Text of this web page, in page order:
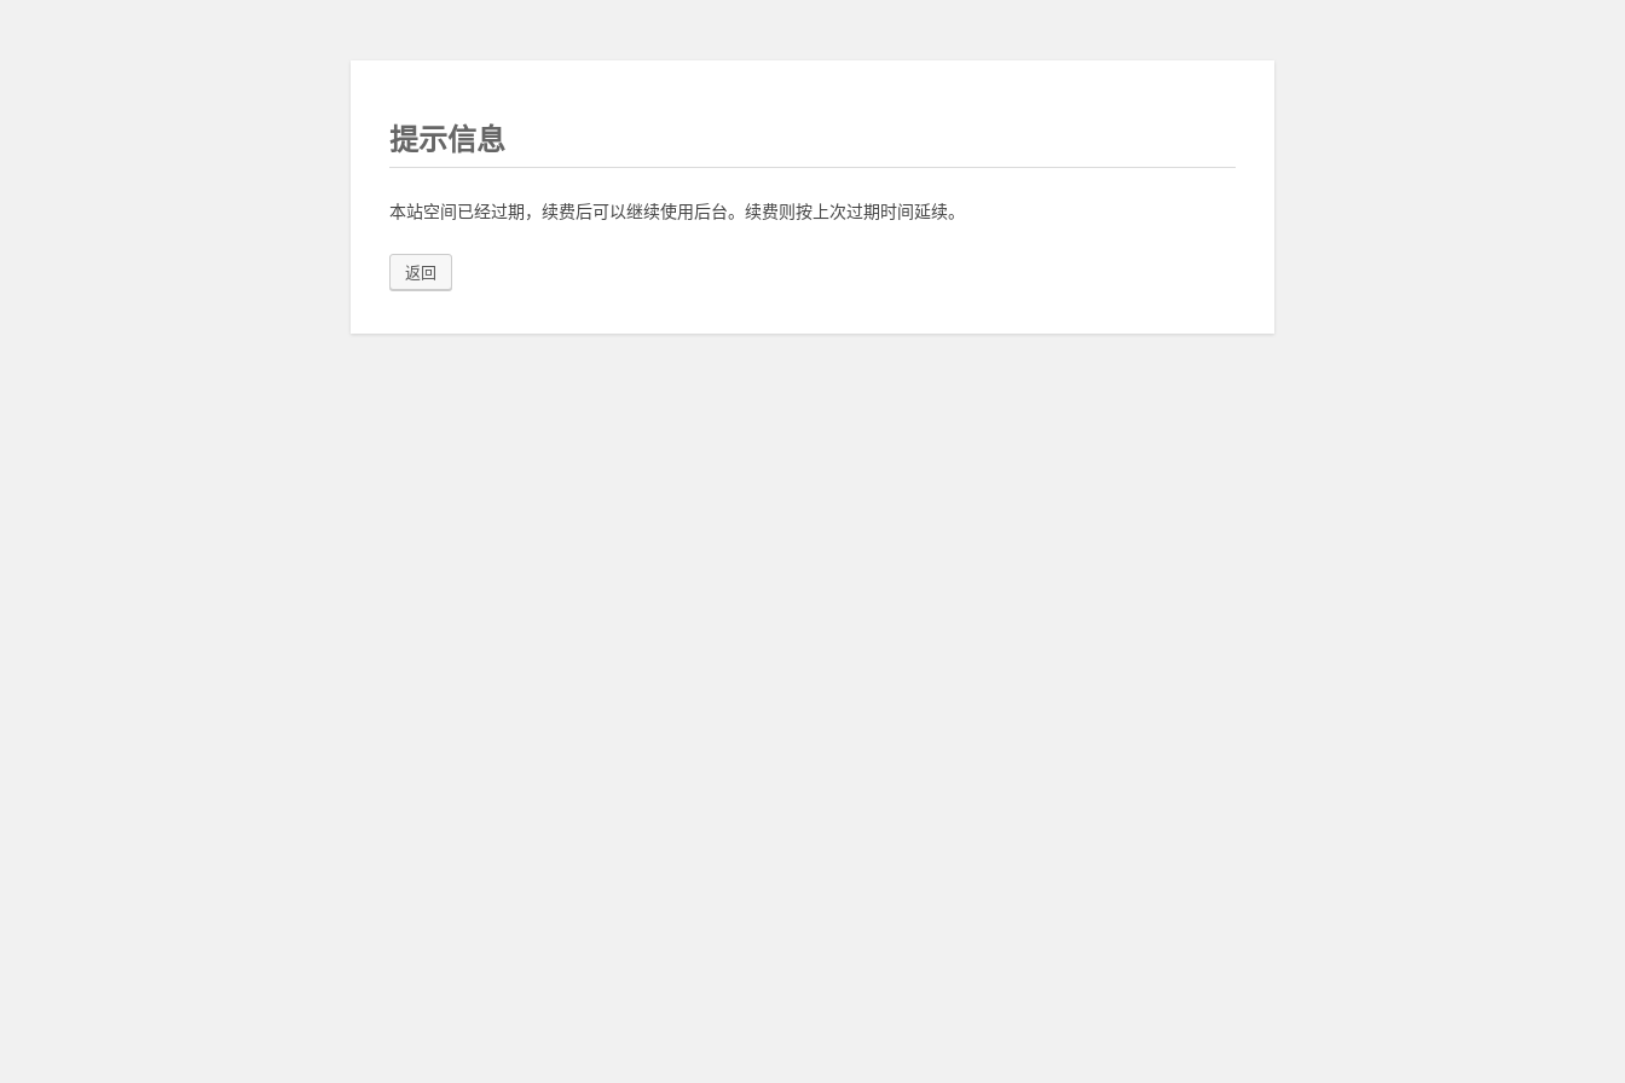
提示信息
本站空间已经过期，续费后可以继续使用后台。续费则按上次过期时间延续。
返回